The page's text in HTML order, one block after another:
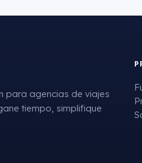
para agencias de viajes
tiempo, simplifique